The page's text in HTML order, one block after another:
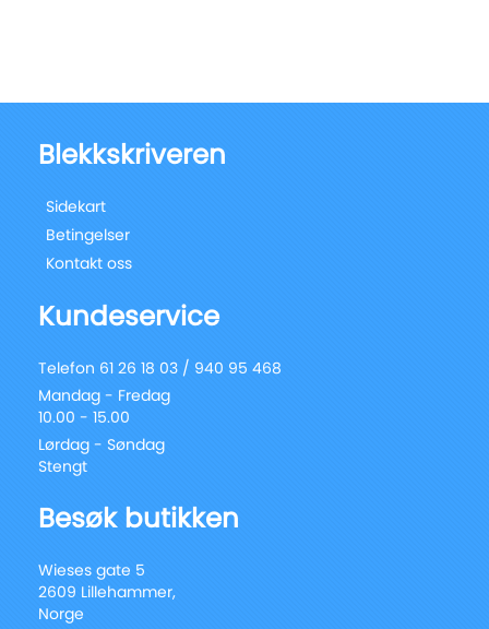
Blekkskriveren
Sidekart
Betingelser
Kontakt oss
Kundeservice
Telefon 61 26 18 03 / 940 95 468
Mandag - Fredag
10.00 - 15.00
Lørdag - Søndag
Stengt
Besøk butikken
Wieses gate 5
2609 Lillehammer,
Norge